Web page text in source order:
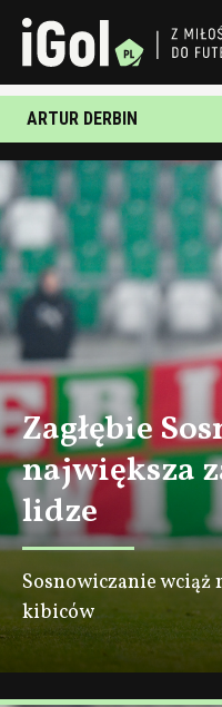
ARTUR DERBIN
Zagłębie
największa
lidze
Sosnowiczanie
kibiców